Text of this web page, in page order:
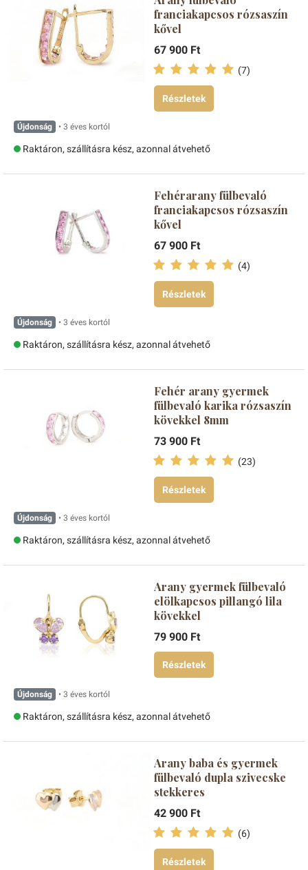
franciakapcsos rózsaszín
kővel
67 900 Ft
(7)
Részletek
Újdonság • 3 éves kortól
Raktáron, szállításra kész, azonnal átvehető
Fehérarany fülbevaló
franciakapcsos rózsaszín
kővel
67 900 Ft
(4)
Részletek
Újdonság • 3 éves kortól
Raktáron, szállításra kész, azonnal átvehető
Fehér arany gyermek
fülbevaló karika rózsaszín
kövekkel 8mm
73 900 Ft
(23)
Részletek
Újdonság • 3 éves kortól
Raktáron, szállításra kész, azonnal átvehető
Arany gyermek fülbevaló
elölkapcsos pillangó lila
kövekkel
79 900 Ft
Részletek
Újdonság • 3 éves kortól
Raktáron, szállításra kész, azonnal átvehető
Arany baba és gyermek
fülbevaló dupla szivecske
stekkeres
42 900 Ft
(6)
Részletek